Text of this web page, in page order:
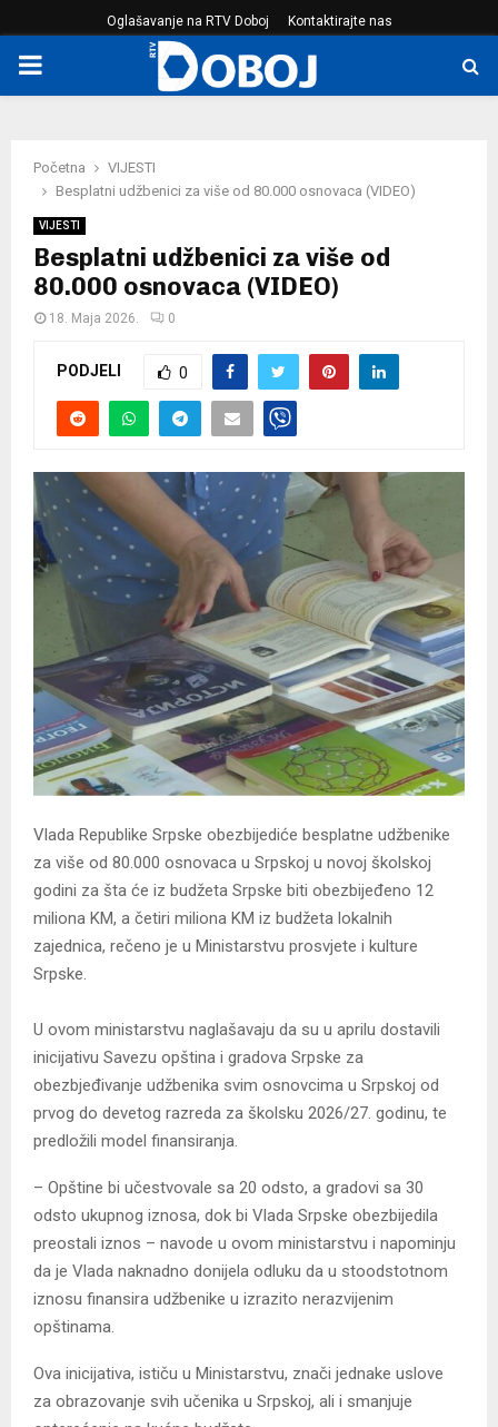
Oglašavanje na RTV Doboj Kontaktirajte nas
PRIMARY
Početna
VIJESTI
Besplatni udžbenici za više od 80.000 osnovaca (VIDEO)
VIJESTI
Besplatni udžbenici za više od
80.000 osnovaca (VIDEO)
18. Maja 2026. 0
PODJELI 0
Vlada Republike Srpske obezbijediće besplatne udžbenike
za više od 80.000 osnovaca u Srpskoj u novoj školskoj
godini za šta će iz budžeta Srpske biti obezbijeđeno 12
miliona KM, a četiri miliona KM iz budžeta lokalnih
zajednica, rečeno je u Ministarstvu prosvjete i kulture
Srpske.
U ovom ministarstvu naglašavaju da su u aprilu dostavili
inicijativu Savezu opština i gradova Srpske za
obezbjeđivanje udžbenika svim osnovcima u Srpskoj od
prvog do devetog razreda za školsku 2026/27. godinu, te
predložili model finansiranja.
– Opštine bi učestvovale sa 20 odsto, a gradovi sa 30
odsto ukupnog iznosa, dok bi Vlada Srpske obezbijedila
preostali iznos – navode u ovom ministarstvu i napominju
da je Vlada naknadno donijela odluku da u stoodstotnom
iznosu finansira udžbenike u izrazito nerazvijenim
opštinama.
Ova inicijativa, ističu u Ministarstvu, znači jednake uslove
za obrazovanje svih učenika u Srpskoj, ali i smanjuje